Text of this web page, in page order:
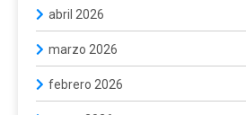
abril 2026
marzo 2026
febrero 2026